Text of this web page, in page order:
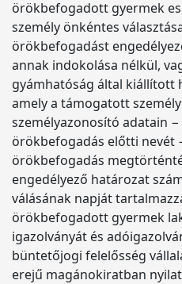
örökbefogadott gyermek
személy önkéntes
örökbefogadást
annak indokolása nélkül,
gyámhatóság által kiállított
amely a támogatott
személyazonosító adatain
örökbefogadás előtti nevét
örökbefogadás
engedélyező határozat
válásának napját
örökbefogadott gyermek
igazolványát és
büntetőjogi felelősség
erejű magánokiratban